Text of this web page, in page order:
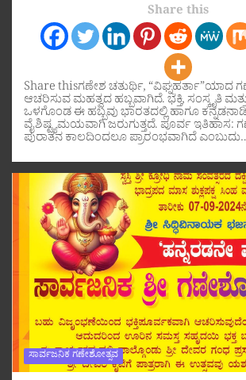
Share this
Share thisಗಣೇಶ ಚತುರ್ಥಿ, “ವಿಘ್ನಹರ್ತಾ”ಯಾದ
ಆಚರಿಸುವ ಮಹತ್ವದ ಹಬ್ಬವಾಗಿದೆ. ಭಕ್ತಿ, ಸಂಸ್ಕೃತಿ
ಒಳಗೊಂಡ ಈ ಹಬ್ಬವು ಭಾರತದಲ್ಲಿ ಹಾಗೂ
ವೈಶಿಷ್ಟ್ಯಮಯವಾಗಿ ಜರುಗುತ್ತದೆ. ಪೂರ್ವ ಇತಿಹಾಸ:
ಪುರಾತನ ಕಾಲದಿಂದಲೂ ಪ್ರಾರಂಭವಾಗಿದೆ
ಸಾರ್ವಜನಿಕ ಗಣೇಶೋತ್ಸವ